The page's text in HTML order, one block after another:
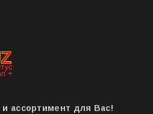
ассортимент для Вас!